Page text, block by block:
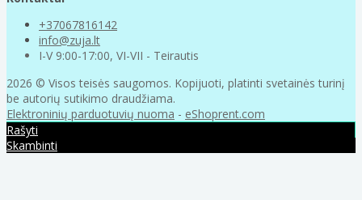
+37067816142
info@zuja.lt
I-V 9:00-17:00, VI-VII - Teirautis
2026 © Visos teisės saugomos. Kopijuoti, platinti svetainės turinį
be autorių sutikimo draudžiama.
Elektroninių parduotuvių nuoma - eShoprent.com
Rašyti
Skambinti